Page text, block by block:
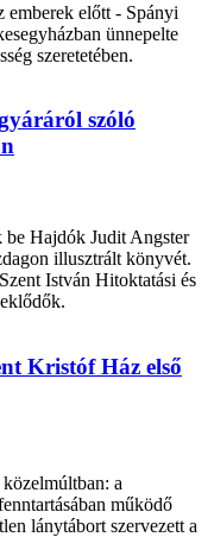
emberek előtt - Spányi
ünnepelte
szeretetében.
szóló
be Hajdók Judit Angster
illusztrált könyvét.
István Hitoktatási és
Kristóf Ház első
a
működő
lánytábort szervezett a